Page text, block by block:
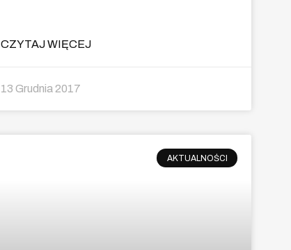
CZYTAJ WIĘCEJ
13 Grudnia 2017
AKTUALNOŚCI